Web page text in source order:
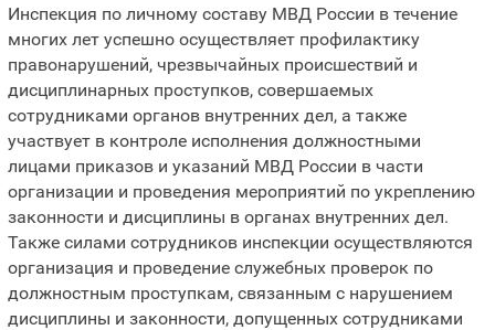
Инспекция по личному составу МВД России в течение
многих лет успешно осуществляет профилактику
правонарушений, чрезвычайных происшествий и
дисциплинарных проступков, совершаемых
сотрудниками органов внутренних дел, а также
участвует в контроле исполнения должностными
лицами приказов и указаний МВД России в части
организации и проведения мероприятий по укреплению
законности и дисциплины в органах внутренних дел.
Также силами сотрудников инспекции осуществляются
организация и проведение служебных проверок по
должностным проступкам, связанным с нарушением
дисциплины и законности, допущенных сотрудниками